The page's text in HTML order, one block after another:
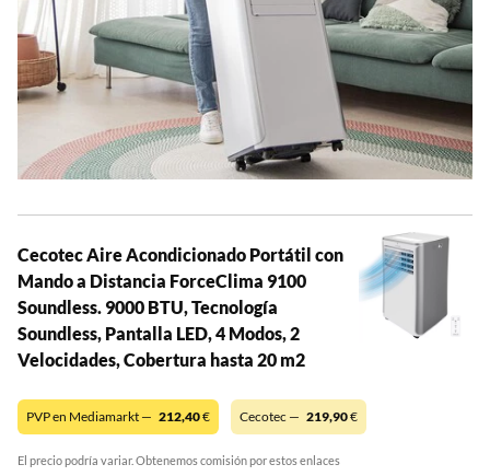
Cecotec Aire Acondicionado Portátil con
Mando a Distancia ForceClima 9100
Soundless. 9000 BTU, Tecnología
Soundless, Pantalla LED, 4 Modos, 2
Velocidades, Cobertura hasta 20 m2
PVP en Mediamarkt — 212,40€ Cecotec — 219,90€
El precio podría variar. Obtenemos comisión por estos enlaces